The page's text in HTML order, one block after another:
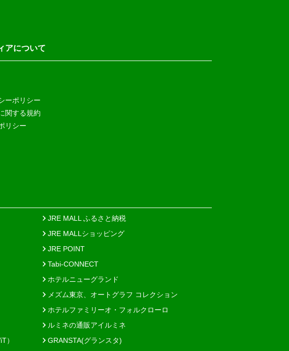
アについて
ーポリシー
関する規約
リシー
JRE MALL ふるさと納税
JRE MALLショッピング
JRE POINT
Tabi-CONNECT
ホテルニューグランド
メズム東京、オートグラフ コレクション
ホテルファミリーオ・フォルクローロ
ルミネの通販アイルミネ
） GRANSTA(グランスタ)